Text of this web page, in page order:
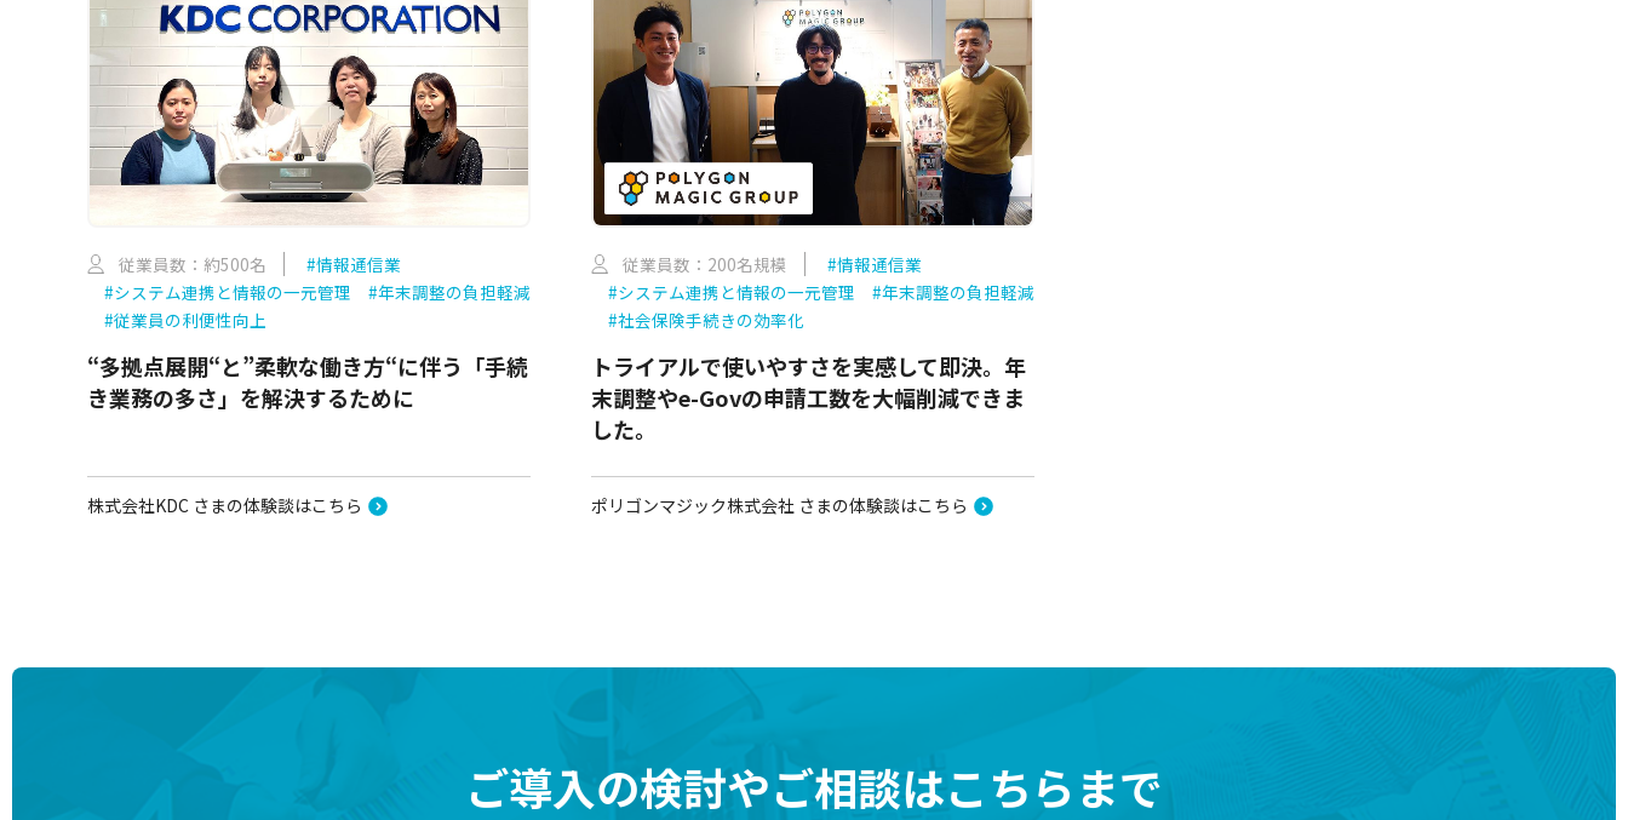
従業員数：約500名
#情報通信業
#システム連携と情報の一元管理
#年末調整の負担軽減
#従業員の利便性向上
“多拠点展開“と”柔軟な働き方“に伴う「手続
き業務の多さ」を解決するために
株式会社KDC さまの体験談はこちら
従業員数：200名規模
#情報通信業
#システム連携と情報の一元管理
#年末調整の負担軽減
#社会保険手続きの効率化
トライアルで使いやすさを実感して即決。年
末調整やe-Govの申請工数を大幅削減できま
した。
ポリゴンマジック株式会社 さまの体験談はこちら
ご導入の検討やご相談はこちらまで